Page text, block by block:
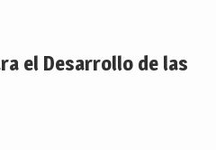
el Desarrollo de las